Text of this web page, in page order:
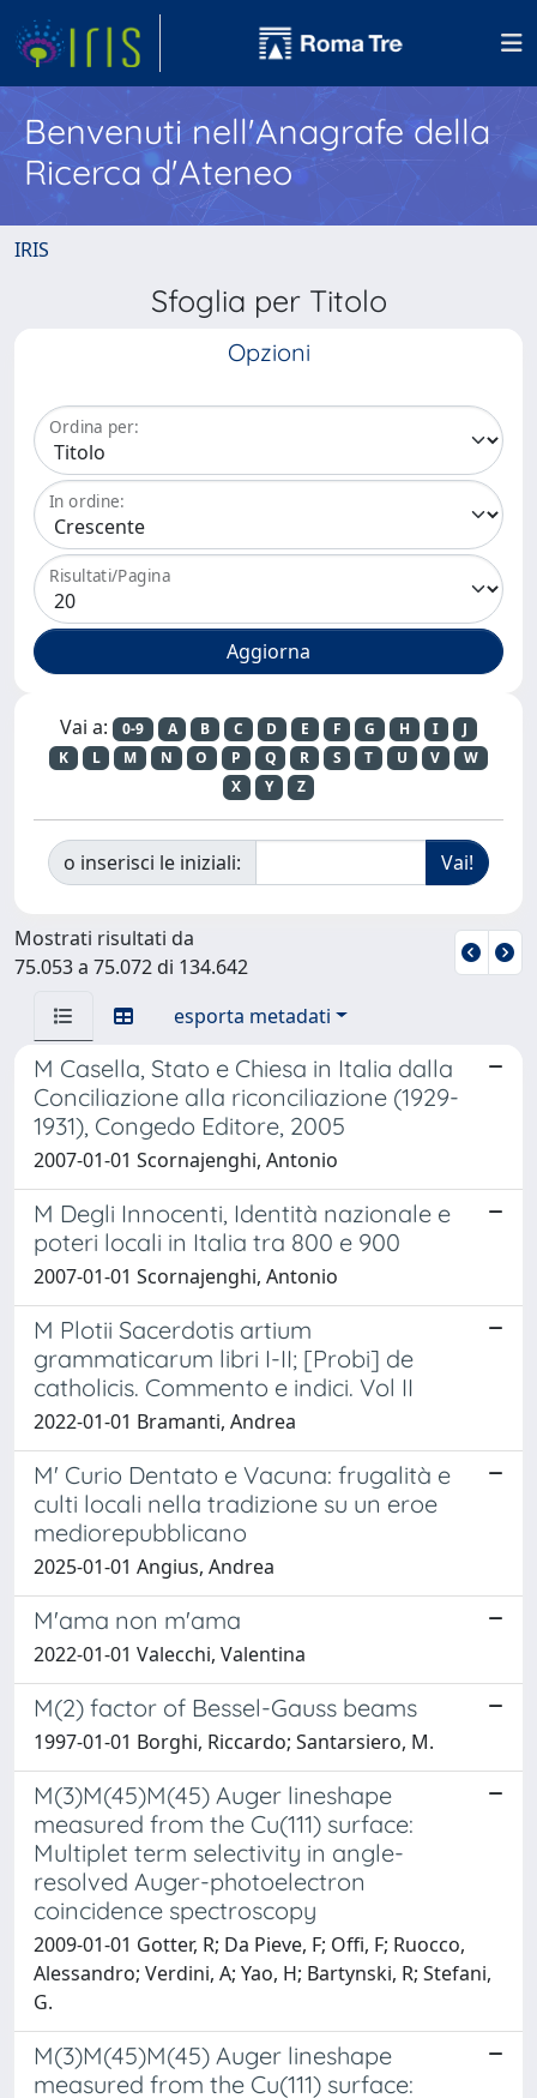
Benvenuti nell'Anagrafe della
Ricerca d'Ateneo
IRIS
Sfoglia per Titolo
Opzioni
Ordina per:
In ordine:
Risultati/Pagina
Vai a: 0-9 A B C D E F G H I
J
K
L M N O P Q R S T U V
W
X
Y Z
o inserisci le iniziali:
Mostrati risultati da
75.053 a 75.072 di 134.642
esporta metadati
M Casella, Stato e Chiesa in Italia dalla
Conciliazione alla riconciliazione (1929-
1931), Congedo Editore, 2005
2007-01-01 Scornajenghi, Antonio
M Degli Innocenti, Identità nazionale e
poteri locali in Italia tra 800 e 900
2007-01-01 Scornajenghi, Antonio
M Plotii Sacerdotis artium
grammaticarum libri I-II; [Probi] de
catholicis. Commento e indici. Vol II
2022-01-01 Bramanti, Andrea
M' Curio Dentato e Vacuna: frugalità e
culti locali nella tradizione su un eroe
mediorepubblicano
2025-01-01 Angius, Andrea
M'ama non m'ama
2022-01-01 Valecchi, Valentina
M(2) factor of Bessel-Gauss beams
1997-01-01 Borghi, Riccardo; Santarsiero, M.
M(3)M(45)M(45) Auger lineshape
measured from the Cu(111) surface:
Multiplet term selectivity in angle-
resolved Auger-photoelectron
coincidence spectroscopy
2009-01-01 Gotter, R; Da Pieve, F; Offi, F; Ruocco,
Alessandro; Verdini, A; Yao, H; Bartynski, R; Stefani,
G.
M(3)M(45)M(45) Auger lineshape
measured from the Cu(111) surface: